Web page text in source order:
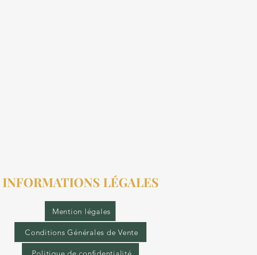
INFORMATIONS LÉGALES
Mention légales
Conditions Générales de Vente
Politique de confidentialité